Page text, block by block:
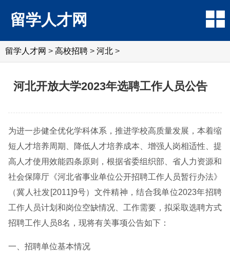
留学人才网
留学人才网 > 高校招聘 > 河北 >
河北开放大学2023年选聘工作人员公告
为进一步健全优化学科体系，推进学校高质量发展，本着缩
短人才培养周期、降低人才培养成本、增强人岗相适性、提
高人才使用效能四条原则，根据省委组织部、省人力资源和
社会保障厅《河北省事业单位公开招聘工作人员暂行办法》
（冀人社发[2011]9号）文件精神，结合我单位2023年招聘
工作人员计划和岗位空缺情况、工作需要，拟采取选聘方式
招聘工作人员8名，现将有关事项公告如下：
一、招聘单位基本情况